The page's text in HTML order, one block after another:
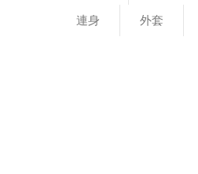
連身 外套